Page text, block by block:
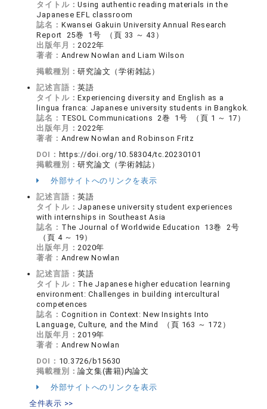
タイトル：Using authentic reading materials in the
Japanese EFL classroom
誌名： Kwansei Gakuin University Annual Research
Report 25巻 1号 （頁 33 ～ 43）
出版年月：2022年
著者： Andrew Nowlan and Liam Wilson
掲載種別：研究論文（学術雑誌）
記述言語：英語
タイトル：Experiencing diversity and English as a
lingua franca: Japanese university students in Bangkok.
誌名： TESOL Communications 2巻 1号 （頁 1 ～ 17）
出版年月：2022年
著者： Andrew Nowlan and Robinson Fritz
DOI： https://doi.org/10.58304/tc.20230101
掲載種別：研究論文（学術雑誌）
外部サイトへのリンクを表示
記述言語：英語
タイトル： Japanese university student experiences
with internships in Southeast Asia
誌名： The Journal of Worldwide Education 13巻 2号
（頁 4 ～ 19）
出版年月：2020年
著者： Andrew Nowlan
記述言語：英語
タイトル： The Japanese higher education learning
environment: Challenges in building intercultural
competences
誌名： Cognition in Context: New Insights Into
Language, Culture, and the Mind （頁 163 ～ 172）
出版年月：2019年
著者： Andrew Nowlan
DOI： 10.3726/b15630
掲載種別：論文集(書籍)内論文
外部サイトへのリンクを表示
全件表示 >>